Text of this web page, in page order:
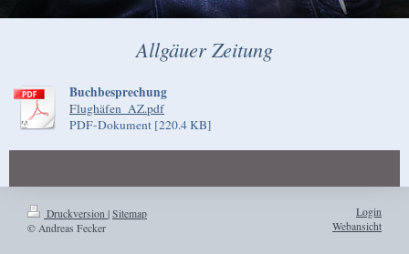
Allgäuer Zeitung
Buchbesprechung
Flughäfen_AZ.pdf
PDF-Dokument [220.4 KB]
Druckversion | Sitemap
© Andreas Fecker
Login
Webansicht